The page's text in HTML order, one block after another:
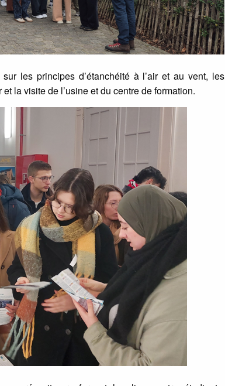
les principes d’étanchéité à l’air et au vent, les
la visite de l’usine et du centre de formation.